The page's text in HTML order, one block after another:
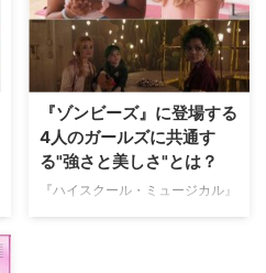
女の子の恋を描いた青春ミュージ
カルTV映画『ゾンビーズ』。同
作でヒロインを演じたメグ・ドネ
リーが初来日することが決定し
ドの影響でかなりの日本通！『ゾ
ンビーズ』メグ・ドネリ…
『ゾンビーズ』に登場する
4人のガールズに共通す
る"強さと美しさ"とは？
『ハイスクール・ミュージカル』